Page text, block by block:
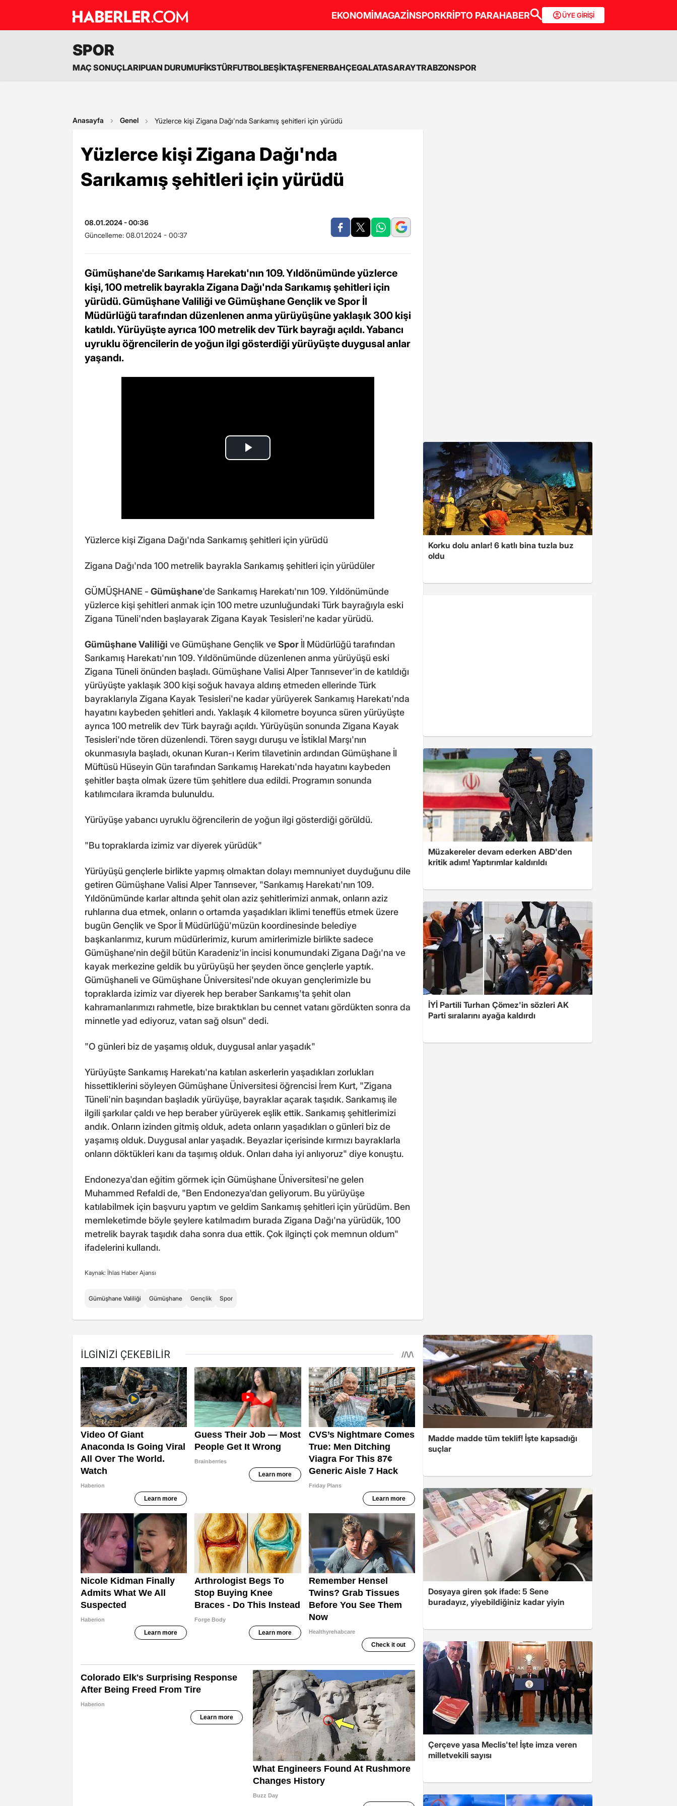
EKONOMİMAGAZİNSPORKRİPTO PARAHABER ÜYE GİRİŞİ
SPOR
MAÇ SONUÇLARIPUAN DURUMUFİKSTÜRFUTBOLBEŞİKTAŞFENERBAHÇEGALATASARAYTRABZONSPOR
Anasayfa Genel Yüzlerce kişi Zigana Dağı'nda Sarıkamış şehitleri için yürüdü
Yüzlerce kişi Zigana Dağı'nda
Sarıkamış şehitleri için yürüdü
08.01.2024 - 00:36
Güncelleme: 08.01.2024 - 00:37
Gümüşhane'de Sarıkamış Harekatı'nın 109. Yıldönümünde yüzlerce
kişi, 100 metrelik bayrakla Zigana Dağı'nda Sarıkamış şehitleri için
yürüdü. Gümüşhane Valiliği ve Gümüşhane Gençlik ve Spor İl
Müdürlüğü tarafından düzenlenen anma yürüyüşüne yaklaşık 300 kişi
katıldı. Yürüyüşte ayrıca 100 metrelik dev Türk bayrağı açıldı. Yabancı
uyruklu öğrencilerin de yoğun ilgi gösterdiği yürüyüşte duygusal anlar
yaşandı.
Yüzlerce kişi Zigana Dağı'nda Sarıkamış şehitleri için yürüdü
Zigana Dağı'nda 100 metrelik bayrakla Sarıkamış şehitleri için yürüdüler
GÜMÜŞHANE - Gümüşhane'de Sarıkamış Harekatı'nın 109. Yıldönümünde
yüzlerce kişi şehitleri anmak için 100 metre uzunluğundaki Türk bayrağıyla eski
Zigana Tüneli'nden başlayarak Zigana Kayak Tesisleri'ne kadar yürüdü.
Gümüşhane Valiliği ve Gümüşhane Gençlik veSpor İl Müdürlüğü tarafından
Sarıkamış Harekatı'nın 109. Yıldönümünde düzenlenen anma yürüyüşü eski
Zigana Tüneli önünden başladı. Gümüşhane Valisi Alper Tanrısever'in de katıldığı
yürüyüşte yaklaşık 300 kişi soğuk havaya aldırış etmeden ellerinde Türk
bayraklarıyla Zigana Kayak Tesisleri'ne kadar yürüyerek Sarıkamış Harekatı'nda
hayatını kaybeden şehitleri andı. Yaklaşık 4 kilometre boyunca süren yürüyüşte
ayrıca 100 metrelik dev Türk bayrağı açıldı. Yürüyüşün sonunda Zigana Kayak
Tesisleri'nde tören düzenlendi. Tören saygı duruşu ve İstiklal Marşı'nın
okunmasıyla başladı, okunan Kuran-ı Kerim tilavetinin ardından Gümüşhane İl
Müftüsü Hüseyin Gün tarafından Sarıkamış Harekatı'nda hayatını kaybeden
şehitler başta olmak üzere tüm şehitlere dua edildi. Programın sonunda
katılımcılara ikramda bulunuldu.
Yürüyüşe yabancı uyruklu öğrencilerin de yoğun ilgi gösterdiği görüldü.
"Bu topraklarda izimiz var diyerek yürüdük"
Yürüyüşü gençlerle birlikte yapmış olmaktan dolayı memnuniyet duyduğunu dile
getiren Gümüşhane Valisi Alper Tanrısever, "Sarıkamış Harekatı'nın 109.
Yıldönümünde karlar altında şehit olan aziz şehitlerimizi anmak, onların aziz
ruhlarına dua etmek, onların o ortamda yaşadıkları iklimi teneffüs etmek üzere
bugün Gençlik ve Spor İl Müdürlüğü'müzün koordinesinde belediye
başkanlarımız, kurum müdürlerimiz, kurum amirlerimizle birlikte sadece
Gümüşhane'nin değil bütün Karadeniz'in incisi konumundaki Zigana Dağı'na ve
kayak merkezine geldik bu yürüyüşü her şeyden önce gençlerle yaptık.
Gümüşhaneli ve Gümüşhane Üniversitesi'nde okuyan gençlerimizle bu
topraklarda izimiz var diyerek hep beraber Sarıkamış'ta şehit olan
kahramanlarımızı rahmetle, bize bıraktıkları bu cennet vatanı gördükten sonra da
minnetle yad ediyoruz, vatan sağ olsun" dedi.
"O günleri biz de yaşamış olduk, duygusal anlar yaşadık"
Yürüyüşte Sarıkamış Harekatı'na katılan askerlerin yaşadıkları zorlukları
hissettiklerini söyleyen Gümüşhane Üniversitesi öğrencisi İrem Kurt, "Zigana
Tüneli'nin başından başladık yürüyüşe, bayraklar açarak taşıdık. Sarıkamış ile
ilgili şarkılar çaldı ve hep beraber yürüyerek eşlik ettik. Sarıkamış şehitlerimizi
andık. Onların izinden gitmiş olduk, adeta onların yaşadıkları o günleri biz de
yaşamış olduk. Duygusal anlar yaşadık. Beyazlar içerisinde kırmızı bayraklarla
onların döktükleri kanı da taşımış olduk. Onları daha iyi anlıyoruz" diye konuştu.
Endonezya'dan eğitim görmek için Gümüşhane Üniversitesi'ne gelen
Muhammed Refaldi de, "Ben Endonezya'dan geliyorum. Bu yürüyüşe
katılabilmek için başvuru yaptım ve geldim Sarıkamış şehitleri için yürüdüm. Ben
memleketimde böyle şeylere katılmadım burada Zigana Dağı'na yürüdük, 100
metrelik bayrak taşıdık daha sonra dua ettik. Çok ilginçti çok memnun oldum"
ifadelerini kullandı.
Kaynak: İhlas Haber Ajansı
Gümüşhane Valiliği Gümüşhane Gençlik Spor
Korku dolu anlar! 6 katlı bina tuzla buz
oldu
Müzakereler devam ederken ABD'den
kritik adım! Yaptırımlar kaldırıldı
İYİ Partili Turhan Çömez'in sözleri AK
Parti sıralarını ayağa kaldırdı
Madde madde tüm teklif! İşte kapsadığı
suçlar
Dosyaya giren şok ifade: 5 Sene
buradayız, yiyebildiğiniz kadar yiyin
Çerçeve yasa Meclis'te! İşte imza veren
milletvekili sayısı